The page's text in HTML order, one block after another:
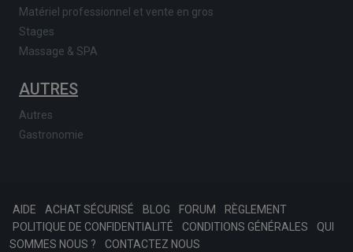
Matériel professionnel et vente en gros
Stages
Massage & SPA
AUTRES
Autres
Gastronomie
AIDE ACHAT SÉCURISÉ BLOG FORUM
RÈGLEMENT
POLITIQUE DE CONFIDENTIALITÉ
CONDITIONS GÉNÉRALES
QUI
SOMMES NOUS ?
CONTACTEZ NOUS